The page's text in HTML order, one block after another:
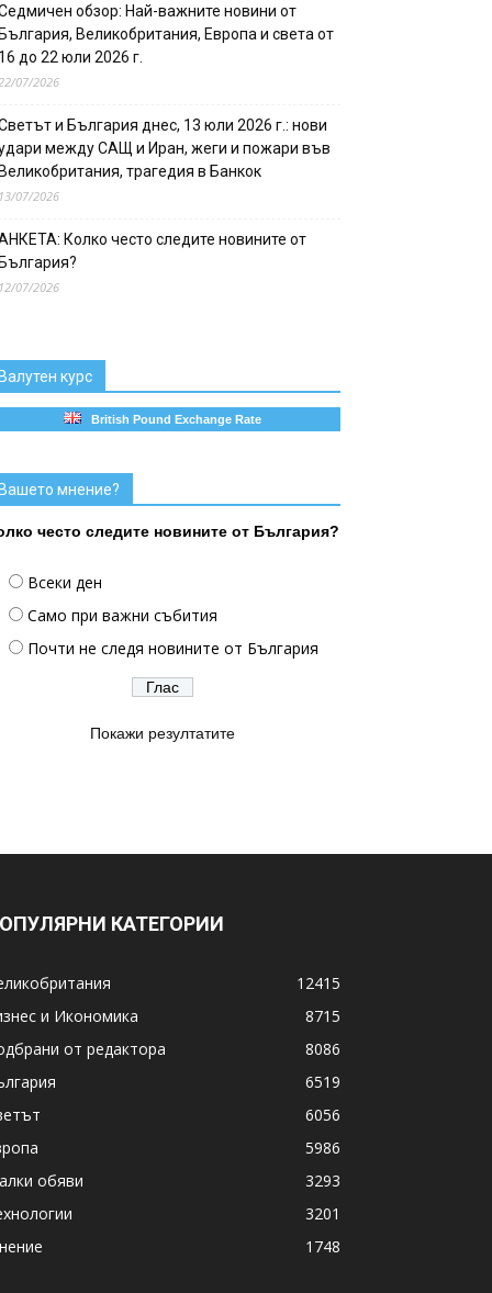
обзор: Най-важните новини от
Великобритания, Европа и света от
до 22 юли 2026 г.
07/2026
и България днес, 13 юли 2026 г.: нови
между САЩ и Иран, жеги и пожари във
трагедия в Банкок
07/2026
Колко често следите новините от
07/2026
курс
British Pound Exchange Rate
мнение?
често следите новините от България?
Всеки ден
Само при важни събития
Почти не следя новините от България
Покажи резултатите
КАТЕГОРИИ
12415
и Икономика
8715
от редактора
8086
6519
6056
5986
обяви
3293
3201
1748